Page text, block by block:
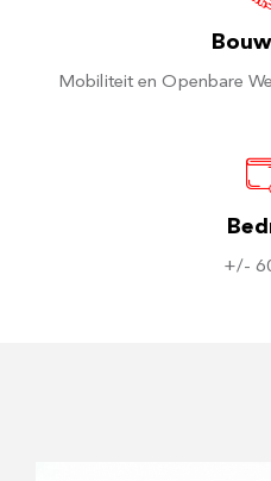
Mobiliteit en Openbare
+/-